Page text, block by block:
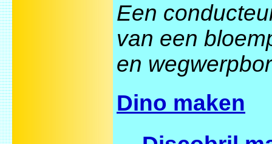
Een
van een
en
Dino maken